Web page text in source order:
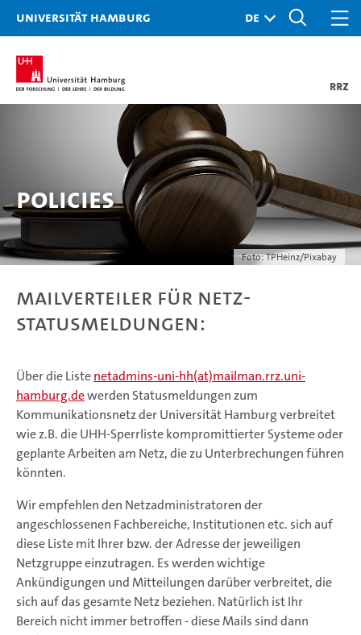
Universität Hamburg
RRZ
Foto:TPHeinz/Pixabay
Policies
Mailverteiler für Netz-
Statusmeldungen:
Über die Listenetadmins-uni-hh(at)mailman.rrz.uni-
hamburg.dewerden Statusmeldungen zum
Kommunikationsnetz der Universität Hamburg verbreitet
wie z.B. die UHH-Sperrliste kompromittierter Systeme oder
geplante Arbeiten am Netz, die zu Unterbrechungen führen
könnten.
Wir empfehlen den Netzadministratoren der
angeschlossenen Fachbereiche, Institutionen etc. sich auf
diese Liste mit Ihrer bzw. der Adresse der jeweiligen
Netzgruppe einzutragen. Es werden wichtige
Ankündigungen und Mitteilungen darüber verbreitet, die
sich auf das gesamte Netz beziehen. Natürlich ist Ihr
Bereich nicht immer betroffen - diese Mails sind dann